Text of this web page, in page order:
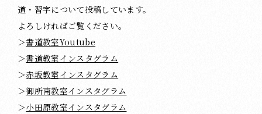
道・習字について投稿しています。
よろしければご覧ください。
＞書道教室Youtube
＞書道教室インスタグラム
＞赤坂教室インスタグラム
＞御所南教室インスタグラム
＞小田原教室インスタグラム